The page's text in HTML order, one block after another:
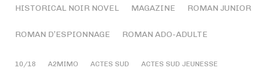
HISTORICAL NOIR NOVEL MAGAZINE ROMAN JUNIOR
ROMAN D’ESPIONNAGE ROMAN ADO-ADULTE
10/18 A2MIMO ACTES SUD ACTES SUD JEUNESSE